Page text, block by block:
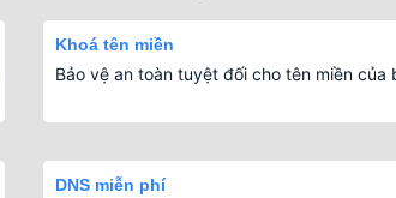
Khoá tên miền
Bảo vệ an toàn tuyệt đối cho tên miền của
DNS miễn phí